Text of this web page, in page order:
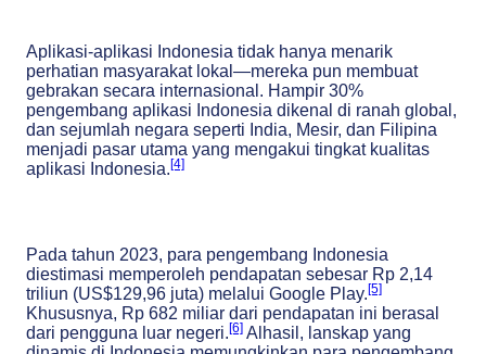
Aplikasi-aplikasi Indonesia tidak hanya menarik
perhatian masyarakat lokal—mereka pun membuat
gebrakan secara internasional. Hampir 30%
pengembang aplikasi Indonesia dikenal di ranah global,
dan sejumlah negara seperti India, Mesir, dan Filipina
menjadi pasar utama yang mengakui tingkat kualitas
aplikasi Indonesia.[4]
Pada tahun 2023, para pengembang Indonesia
diestimasi memperoleh pendapatan sebesar Rp 2,14
triliun (US$129,96 juta) melalui Google Play.[5]
Khususnya, Rp 682 miliar dari pendapatan ini berasal
dari pengguna luar negeri.[6] Alhasil, lanskap yang